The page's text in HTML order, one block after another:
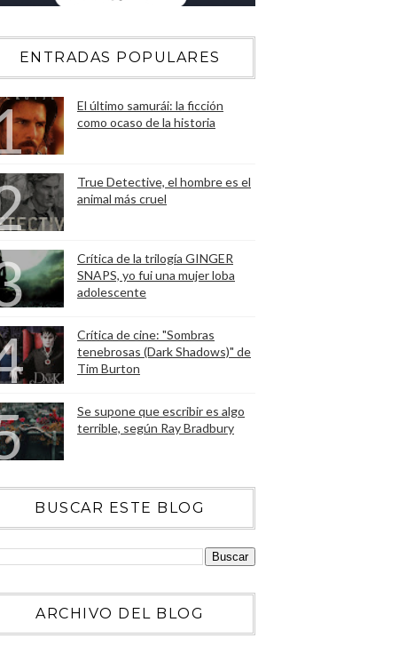
ENTRADAS POPULARES
El último samurái: la ficción
como ocaso de la historia
True Detective, el hombre es el
animal más cruel
Crítica de la trilogía GINGER
SNAPS, yo fui una mujer loba
adolescente
Crítica de cine: "Sombras
tenebrosas (Dark Shadows)" de
Tim Burton
Se supone que escribir es algo
terrible, según Ray Bradbury
BUSCAR ESTE BLOG
ARCHIVO DEL BLOG